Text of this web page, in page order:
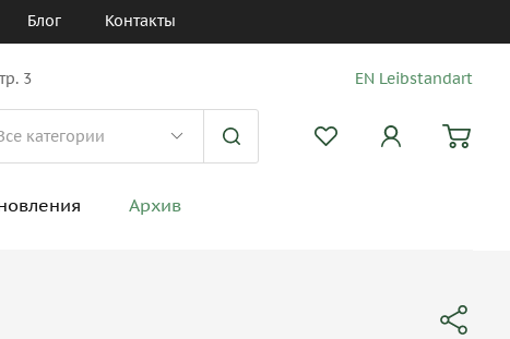
Блог Контакты
3 EN Leibstandart
Архив